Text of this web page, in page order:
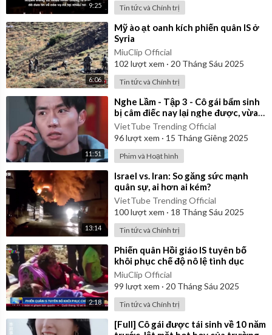
9:25 Tin tức và Chính trị
6:06
⁣Mỹ ào ạt oanh kích phiến quân IS ở
Syria
MiuClip Official
102 lượt xem · 20 Tháng Sáu 2025
Tin tức và Chính trị
11:51
⁣Nghe Lầm - Tập 3 - Cô gái bẩm sinh
bị câm điếc nay lại nghe được, vừa
hay biết được bí mật động trời
VietTube Trending Official
96lượt xem · 15 Tháng Giêng 2025
Phim và Hoạt hình
13:14
⁣Israel vs. Iran: So găng sức mạnh
quân sự, ai hơn ai kém?
VietTube Trending Official
100lượt xem · 18 Tháng Sáu 2025
Tin tức và Chính trị
2:18
⁣Phiến quân Hồi giáo IS tuyên bố
khôi phục chế độ nô lệ tình dục
MiuClip Official
99 lượt xem · 20 Tháng Sáu 2025
Tin tức và Chính trị
⁣[Full] Cô gái được tái sinh về 10 năm